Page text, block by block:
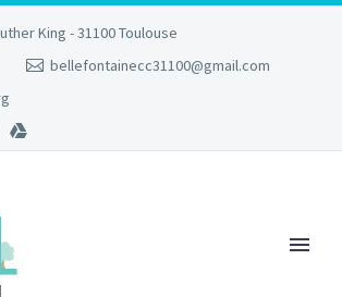
King - 31100 Toulouse
bellefontainecc31100@gmail.com